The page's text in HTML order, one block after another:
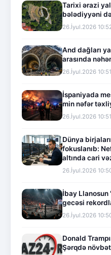
Tarixi ərazi
bələdiyyəni də
26.İyul.2026
And dağları
arasında
26.İyul.2026 10:51
İspaniyada
min nəfər
26.İyul.2026 10:51
Dünya
fokuslanıb:
altında cari
26.İyul.2026
İbay Llanosun
gecəsi
26.İyul.2026
Donald
Şərqdə